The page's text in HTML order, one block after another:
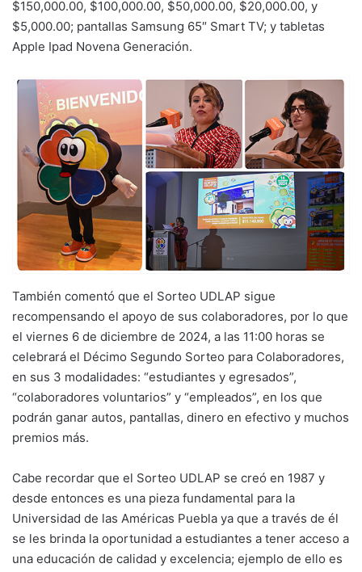
$150,000.00, $100,000.00, $50,000.00, $20,000.00, y
$5,000.00; pantallas Samsung 65″ Smart TV; y tabletas
Apple Ipad Novena Generación.
También comentó que el Sorteo UDLAP sigue
recompensando el apoyo de sus colaboradores, por lo que
el viernes 6 de diciembre de 2024, a las 11:00 horas se
celebrará el Décimo Segundo Sorteo para Colaboradores,
en sus 3 modalidades: “estudiantes y egresados”,
“colaboradores voluntarios” y “empleados”, en los que
podrán ganar autos, pantallas, dinero en efectivo y muchos
premios más.
Cabe recordar que el Sorteo UDLAP se creó en 1987 y
desde entonces es una pieza fundamental para la
Universidad de las Américas Puebla ya que a través de él
se les brinda la oportunidad a estudiantes a tener acceso a
una educación de calidad y excelencia; ejemplo de ello es